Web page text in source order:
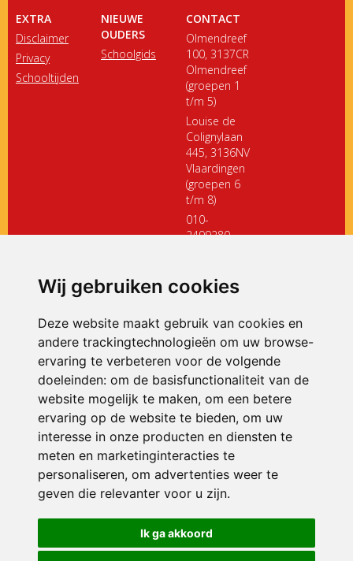
Wij gebruiken cookies
Deze website maakt gebruik van cookies en
andere trackingtechnologieën om uw browse-
ervaring te verbeteren voor de volgende
doeleinden: om de basisfunctionaliteit van de
website mogelijk te maken, om een betere
ervaring op de website te bieden, om uw
interesse in onze producten en diensten te
meten en marketinginteracties te
personaliseren, om advertenties weer te
geven die relevanter voor u zijn.
Ik ga akkoord
EXTRA
Disclaimer
Privacy
Schooltijden
NIEUWE
OUDERS
Schoolgids
CONTACT
Olmendreef
100, 3137CR
Olmendreef
(groepen 1
t/m 5)
Louise de
Colignylaan
445, 3136NV
Vlaardingen
(groepen 6
t/m 8)
010-
2499280
ONDERDEEL VAN
© 2026 De Hoeksteen | Alle rechten voorbehouden
Privacy policy|Disclaimer| Klachtenregeling|RSIN en Anbi
voorkeuren
Crealisatie The MindOffice